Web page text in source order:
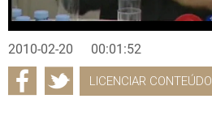
2010-02-20 00:01:52
LICENCIAR CONTEÚDO